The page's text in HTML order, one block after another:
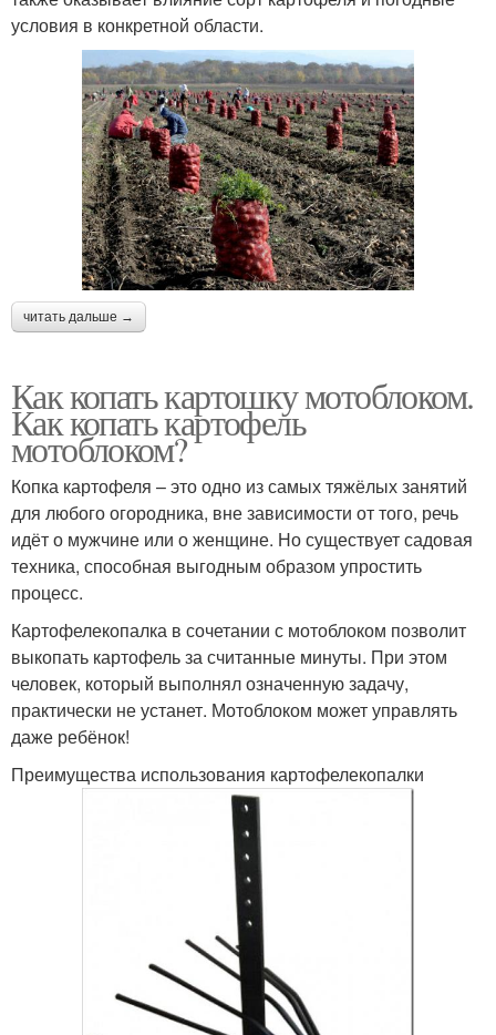
условия в конкретной области.
читать дальше →
Как копать картошку мотоблоком.
Как копать картофель
мотоблоком?
Копка картофеля – это одно из самых тяжёлых занятий
для любого огородника, вне зависимости от того, речь
идёт о мужчине или о женщине. Но существует садовая
техника, способная выгодным образом упростить
процесс.
Картофелекопалка в сочетании с мотоблоком позволит
выкопать картофель за считанные минуты. При этом
человек, который выполнял означенную задачу,
практически не устанет. Мотоблоком может управлять
даже ребёнок!
Преимущества использования картофелекопалки